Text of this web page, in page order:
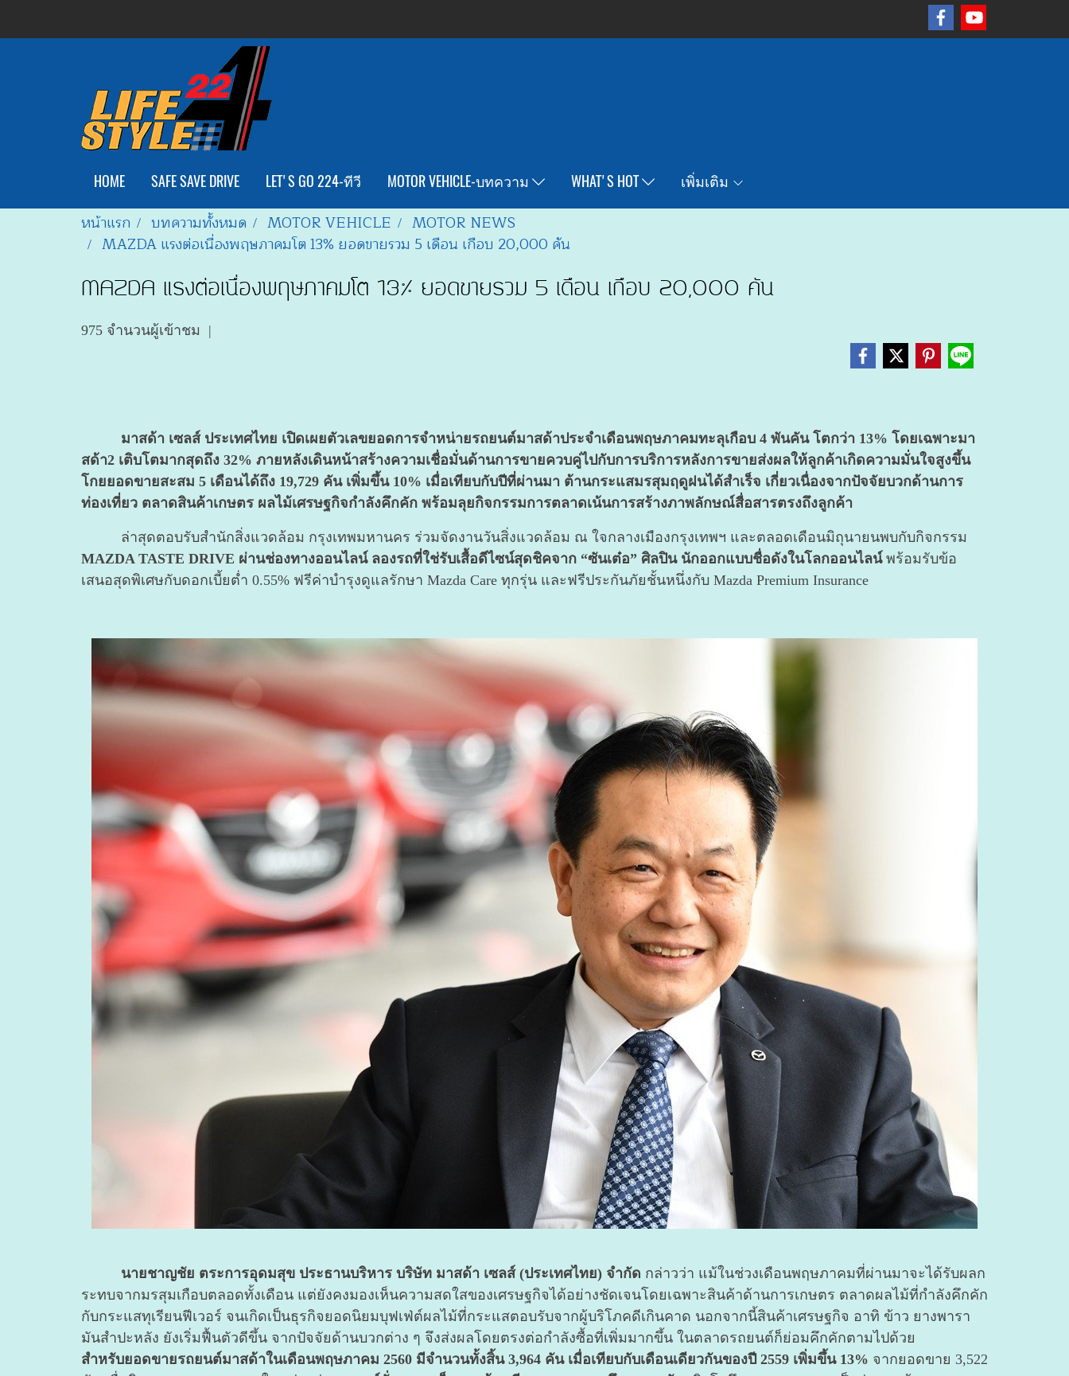
HOME SAFE SAVE DRIVE LET'S GO 224-ทีวี MOTOR VEHICLE-บทความ WHAT'S HOT เพิ่มเติม
หน้าแรก บทความทั้งหมด MOTOR VEHICLE
MOTOR NEWS
MAZDA แรงต่อเนื่องพฤษภาคมโต 13% ยอดขายรวม 5 เดือน เกือบ 20,000 คัน
MAZDA แรงต่อเนื่องพฤษภาคมโต 13% ยอดขายรวม 5 เดือน เกือบ 20,000 คัน
975 จำนวนผู้เข้าชม |
มาสด้า เซลส์ ประเทศไทย เปิดเผยตัวเลขยอดการจำหน่ายรถยนต์มาสด้าประจำเดือนพฤษภาคมทะลุเกือบ 4 พันคัน โตกว่า 13% โดยเฉพาะมา
สด้า2 เติบโตมากสุดถึง 32% ภายหลังเดินหน้าสร้างความเชื่อมั่นด้านการขายควบคู่ไปกับการบริการหลังการขายส่งผลให้ลูกค้าเกิดความมั่นใจสูงขึ้น
โกยยอดขายสะสม 5 เดือนได้ถึง 19,729 คัน เพิ่มขึ้น 10% เมื่อเทียบกับปีที่ผ่านมา ต้านกระแสมรสุมฤดูฝนได้สำเร็จ เกี่ยวเนื่องจากปัจจัยบวกด้านการ
ท่องเที่ยว ตลาดสินค้าเกษตร ผลไม้เศรษฐกิจกำลังคึกคัก พร้อมลุยกิจกรรมการตลาดเน้นการสร้างภาพลักษณ์สื่อสารตรงถึงลูกค้า
ล่าสุดตอบรับสำนักสิ่งแวดล้อม กรุงเทพมหานคร ร่วมจัดงานวันสิ่งแวดล้อม ณ ใจกลางเมืองกรุงเทพฯ และตลอดเดือนมิถุนายนพบกับกิจกรรม
MAZDA TASTE DRIVE ผ่านช่องทางออนไลน์ ลองรถที่ใช่รับเสื้อดีไซน์สุดชิคจาก “ซันเต๋อ” ศิลปิน นักออกแบบชื่อดังในโลกออนไลน์พร้อมรับข้อ
เสนอสุดพิเศษกับดอกเบี้ยต่ำ 0.55% ฟรีค่าบำรุงดูแลรักษา Mazda Care ทุกรุ่น และฟรีประกันภัยชั้นหนึ่งกับ Mazda Premium Insurance
นายชาญชัย ตระการอุดมสุข ประธานบริหาร บริษัท มาสด้า เซลส์ (ประเทศไทย) จำกัด กล่าวว่า แม้ในช่วงเดือนพฤษภาคมที่ผ่านมาจะได้รับผลก
ระทบจากมรสุมเกือบตลอดทั้งเดือน แต่ยังคงมองเห็นความสดใสของเศรษฐกิจได้อย่างชัดเจนโดยเฉพาะสินค้าด้านการเกษตร ตลาดผลไม้ที่กำลังคึกคัก
กับกระแสทุเรียนฟีเวอร์ จนเกิดเป็นธุรกิจยอดนิยมบุฟเฟ่ต์ผลไม้ที่กระแสตอบรับจากผู้บริโภคดีเกินคาด นอกจากนี้สินค้าเศรษฐกิจ อาทิ ข้าว ยางพารา
มันสำปะหลัง ยังเริ่มฟื้นตัวดีขึ้น จากปัจจัยด้านบวกต่าง ๆ จึงส่งผลโดยตรงต่อกำลังซื้อที่เพิ่มมากขึ้น ในตลาดรถยนต์ก็ย่อมคึกคักตามไปด้วย
สำหรับยอดขายรถยนต์มาสด้าในเดือนพฤษภาคม 2560 มีจำนวนทั้งสิ้น 3,964 คัน เมื่อเทียบกับเดือนเดียวกันของปี 2559 เพิ่มขึ้น 13% จากยอดขาย 3,522